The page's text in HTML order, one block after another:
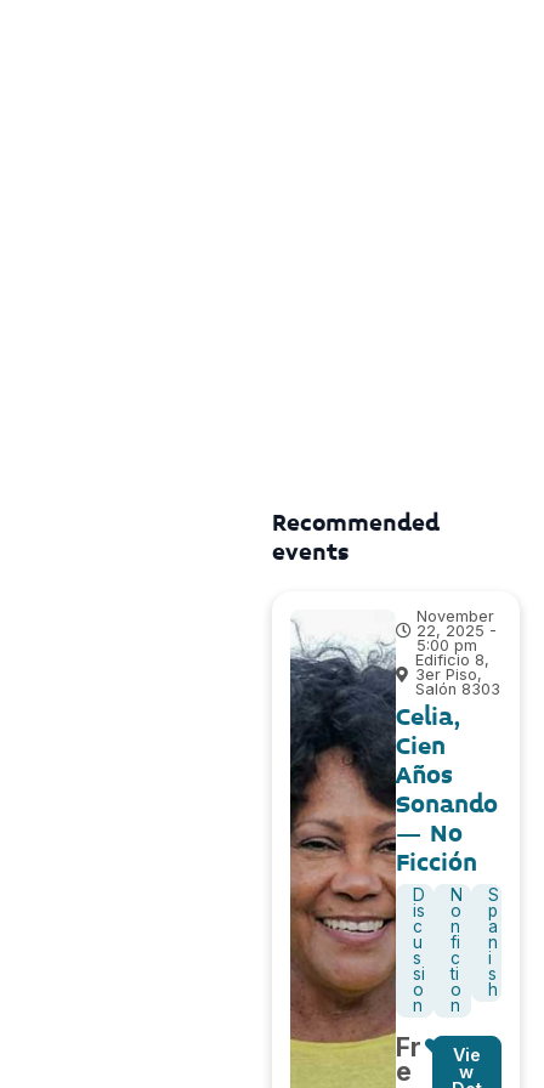
Recommended
events
November
22, 2025 -
5:00 pm
Edificio 8,
3er Piso,
Salón 8303
Celia,
Cien
Años
Sonando
– No
Ficción
D
is
c
u
s
si
o
n
N
o
n
fi
c
ti
o
n
S
p
a
n
i
s
h
Fr
e
Vie
w